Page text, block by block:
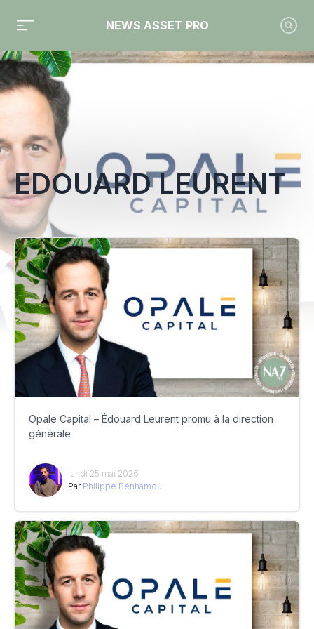
NEWS ASSET PRO
Toute l'actualité sur le tag "Edouard Leurent"
EDOUARD LEURENT
Opale Capital – Édouard Leurent promu à la direction
générale
lundi 25 mai 2026
Par Philippe Benhamou